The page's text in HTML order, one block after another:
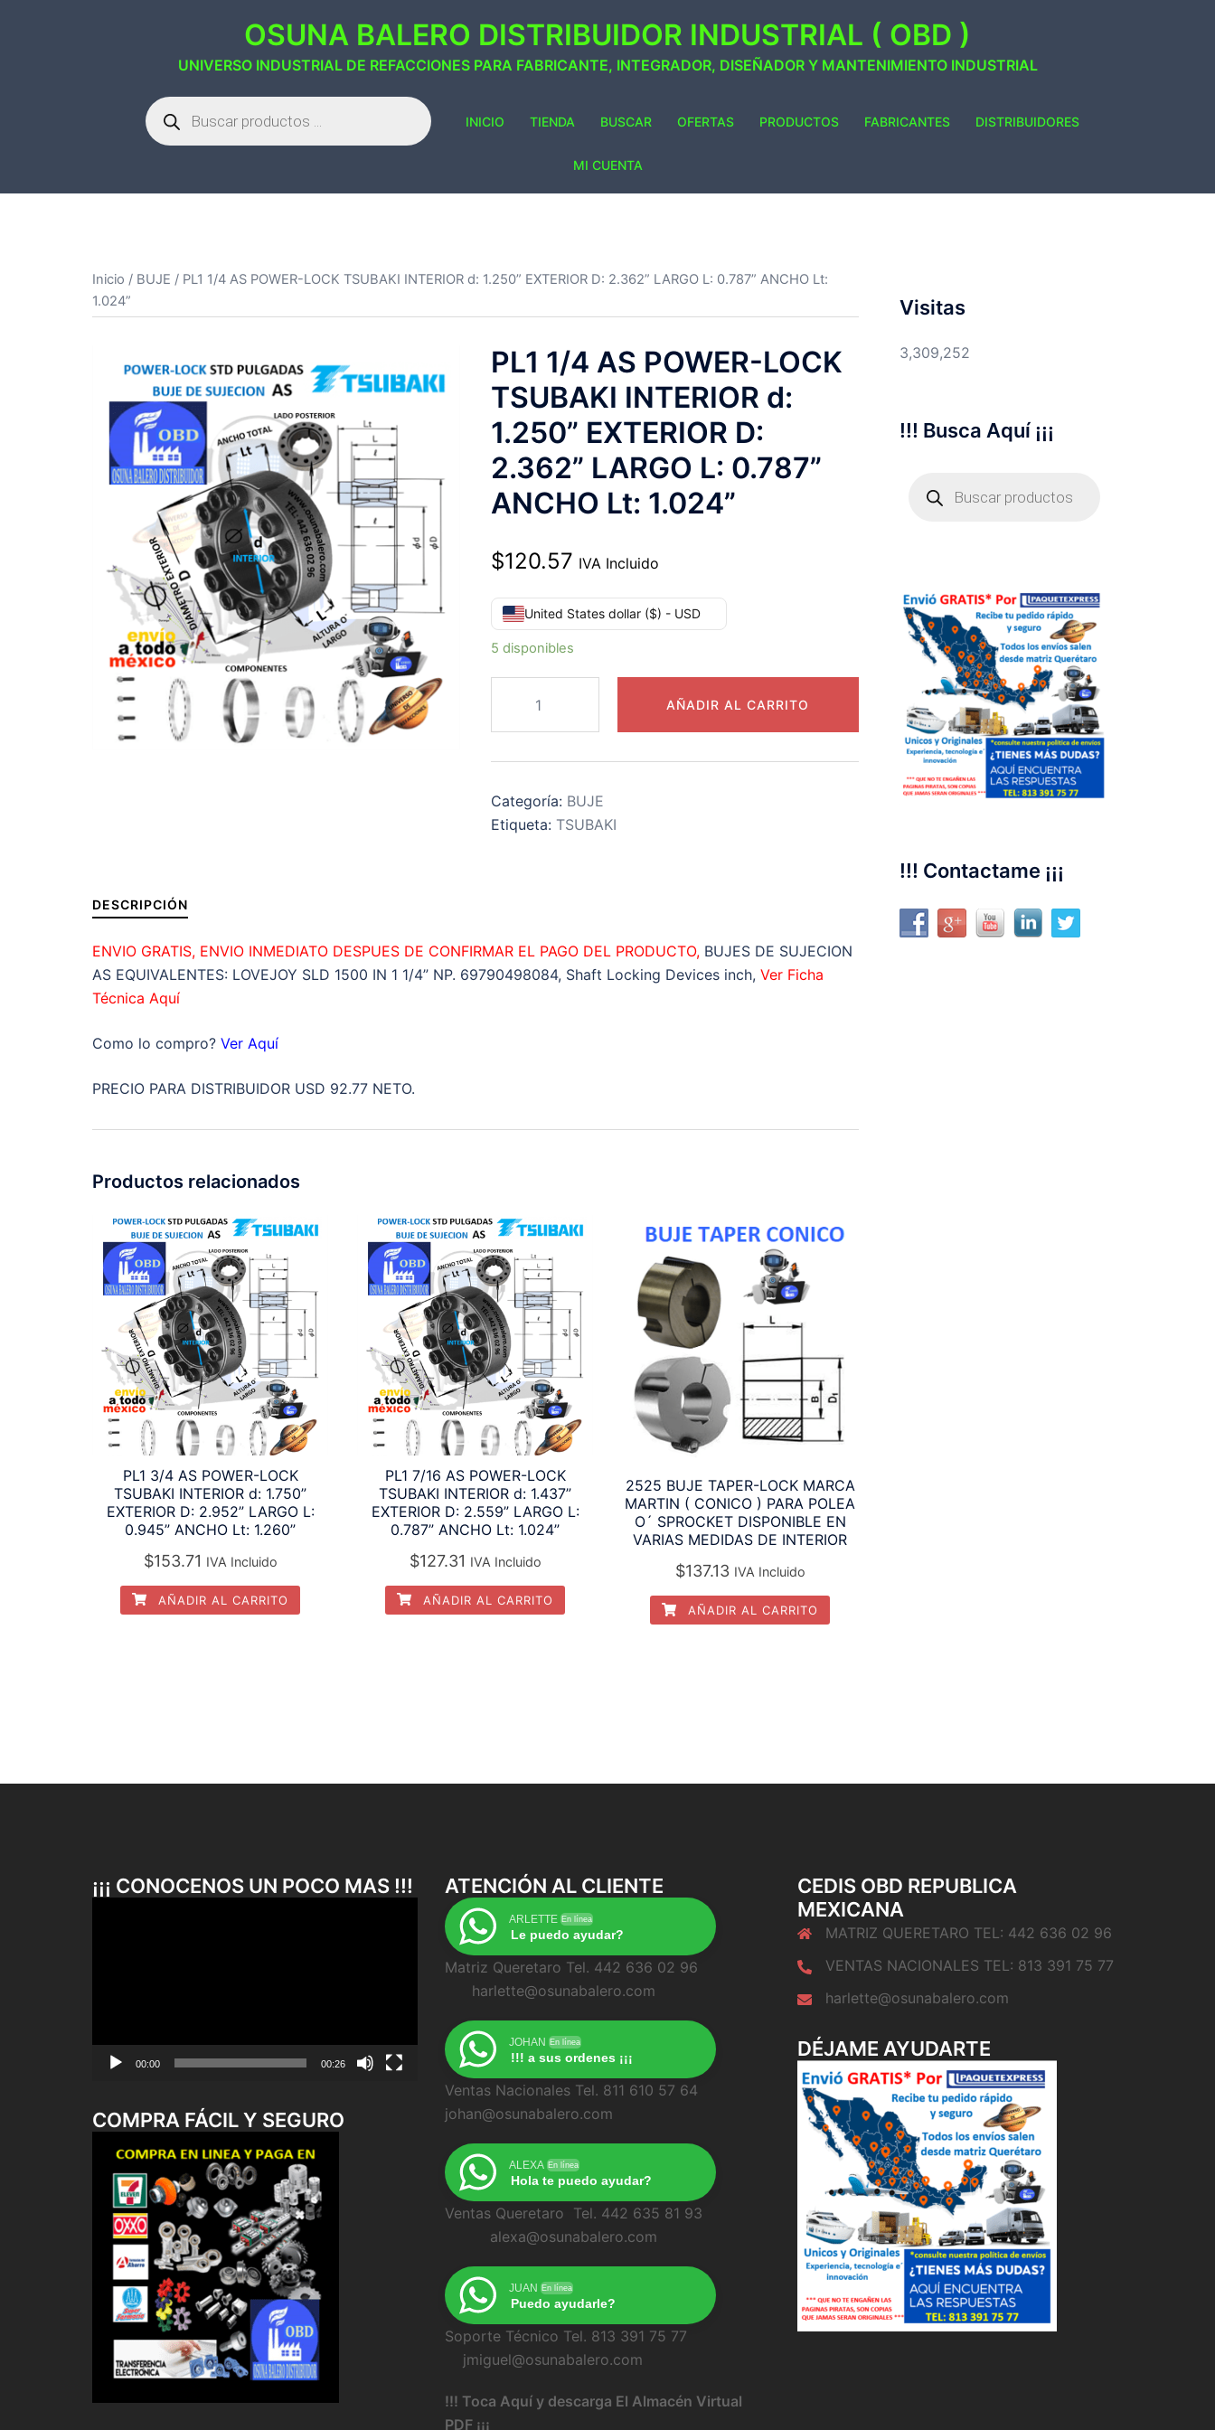
OSUNA BALERO DISTRIBUIDOR INDUSTRIAL ( OBD )
UNIVERSO INDUSTRIAL DE REFACCIONES PARA FABRICANTE, INTEGRADOR, DISEÑADOR Y MANTENIMIENTO INDUSTRIAL
Búsqueda
de
productos
INICIO TIENDA BUSCAR OFERTAS PRODUCTOS FABRICANTES DISTRIBUIDORES
MI CUENTA
Inicio / BUJE / PL1 1/4 AS POWER-LOCK TSUBAKI INTERIOR d: 1.250” EXTERIOR D: 2.362” LARGO L: 0.787” ANCHO Lt:
1.024”
PL1 1/4 AS POWER-LOCK
TSUBAKI INTERIOR d:
1.250” EXTERIOR D:
2.362” LARGO L: 0.787”
ANCHO Lt: 1.024”
$120.57 IVA Incluido
United States dollar ($) - USD
5 disponibles
AS
POWER-
TSUBAKI
INTERIOR
2.362”
LARGO
AÑADIR AL CARRITO
Categoría: BUJE
Etiqueta: TSUBAKI
DESCRIPCIÓN
ENVIO GRATIS, ENVIO INMEDIATO DESPUES DE CONFIRMAR EL PAGO DEL PRODUCTO, BUJES DE SUJECION
AS EQUIVALENTES: LOVEJOY SLD 1500 IN 1 1/4” NP. 69790498084, Shaft Locking Devices inch, Ver Ficha
Técnica Aquí
Como lo compro? Ver Aquí
PRECIO PARA DISTRIBUIDOR USD 92.77 NETO.
Productos relacionados
PL1 3/4 AS POWER-LOCK
TSUBAKI INTERIOR d: 1.750”
EXTERIOR D: 2.952” LARGO L:
0.945” ANCHO Lt: 1.260”
$153.71 IVA Incluido
AÑADIR AL CARRITO
PL1 7/16 AS POWER-LOCK
TSUBAKI INTERIOR d: 1.437”
EXTERIOR D: 2.559” LARGO L:
0.787” ANCHO Lt: 1.024”
$127.31 IVA Incluido
AÑADIR AL CARRITO
2525 BUJE TAPER-LOCK MARCA
MARTIN ( CONICO ) PARA POLEA
O´ SPROCKET DISPONIBLE EN
VARIAS MEDIDAS DE INTERIOR
$137.13 IVA Incluido
AÑADIR AL CARRITO
Visitas
3,309,252
!!! Busca Aquí ¡¡¡
productos
!!! Contactame ¡¡¡
¡¡¡ CONOCENOS UN POCO MAS !!!
00:00 00:26
COMPRA FÁCIL Y SEGURO
ATENCIÓN AL CLIENTE
ARLETTE En línea
Le puedo ayudar?
Matriz Queretaro Tel. 442 636 02 96
harlette@osunabalero.com
JOHAN En línea
!!! a sus ordenes ¡¡¡
Ventas Nacionales Tel. 811 610 57 64
johan@osunabalero.com
ALEXA En línea
Hola te puedo ayudar?
Ventas Queretaro Tel. 442 635 81 93
alexa@osunabalero.com
JUAN En línea
Puedo ayudarle?
Soporte Técnico Tel. 813 391 75 77
jmiguel@osunabalero.com
!!! Toca Aquí y descarga El Almacén Virtual
PDF ¡¡¡
CEDIS OBD REPUBLICA
MEXICANA
MATRIZ QUERETARO TEL: 442 636 02 96
VENTAS NACIONALES TEL: 813 391 75 77
harlette@osunabalero.com
DÉJAME AYUDARTE